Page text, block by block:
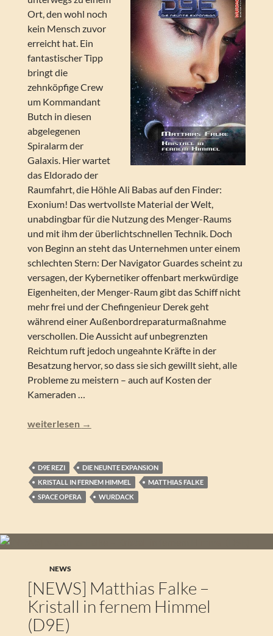
Ort, den wohl noch
kein Mensch zuvor
erreicht hat. Ein
fantastischer Tipp
bringt die
zehnköpfige Crew
um Kommandant
Butch in diesen
abgelegenen
Spiralarm der
Galaxis. Hier wartet
das Eldorado der
Raumfahrt, die Höhle Ali Babas auf den Finder:
Exonium! Das wertvollste Material der Welt,
unabdingbar für die Nutzung des Menger-Raums
und mit ihm der überlichtschnellen Technik. Doch
von Beginn an steht das Unternehmen unter einem
schlechten Stern: Der Navigator Guardes scheint zu
versagen, der Kybernetiker offenbart merkwürdige
Eigenheiten, der Menger-Raum gibt das Schiff nicht
mehr frei und der Chefingenieur Derek geht
während einer Außenbordreparaturmaßnahme
verschollen. Die Aussicht auf unbegrenzten
Reichtum ruft jedoch ungeahnte Kräfte in der
Besatzung hervor, so dass sie sich gewillt sieht, alle
Probleme zu meistern – auch auf Kosten der
Kameraden …
Matthias Falke – Kristall in fernem Himmel (D9E)
weiterlesen →
D9E REZI
DIE NEUNTE EXPANSION
KRISTALL IN FERNEM HIMMEL
MATTHIAS FALKE
SPACE OPERA
WURDACK
NEWS
[NEWS] Matthias Falke –
Kristall in fernem Himmel
(D9E)